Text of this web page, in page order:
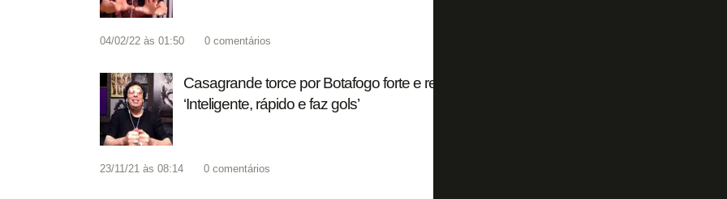
04/02/22 às 01:50 0 comentários
Casagrande torce por Botafogo forte e revela ser fã de Rafael Navarro:
‘Inteligente, rápido e faz gols’
23/11/21 às 08:14 0 comentários